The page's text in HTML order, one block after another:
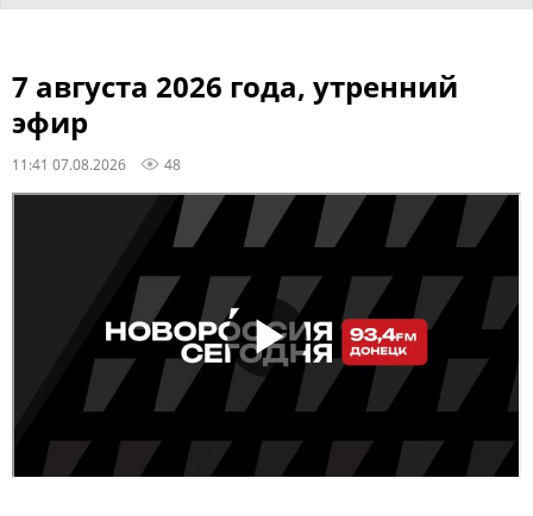
7 августа 2026 года, утренний
эфир
11:41 07.08.2026 48